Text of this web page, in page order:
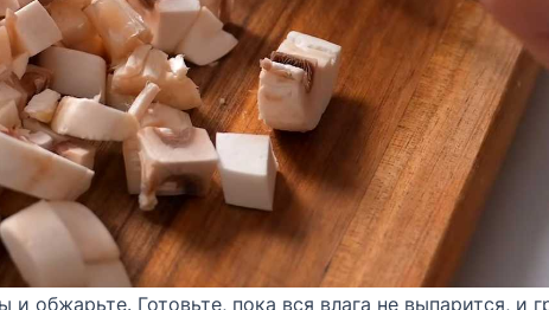
обжарьте. Готовьте, пока вся влага не выпарится, и